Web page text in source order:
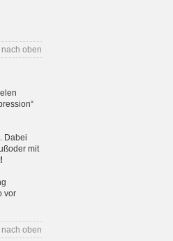
nach oben
Dabei
mit
vor
nach oben